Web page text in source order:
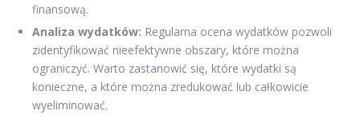
finansową.
Analiza wydatków: Regularna ocena wydatków pozwoli
zidentyfikować nieefektywne obszary, które można
ograniczyć. Warto zastanowić się, które wydatki są
konieczne, a które można zredukować lub całkowicie
wyeliminować.